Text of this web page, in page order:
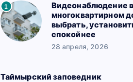
1
Видеонаблюдение в
многоквартирном
выбрать,
спокойнее
28 апреля, 2026
Таймырский заповедник